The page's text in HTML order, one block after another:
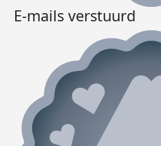
E-mails verstuurd